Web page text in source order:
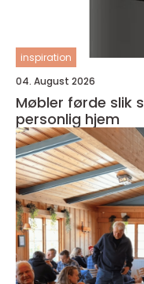
inspiration
04. August 2026
Møbler førde slik skaper du et funksjonelt og
personlig hjem